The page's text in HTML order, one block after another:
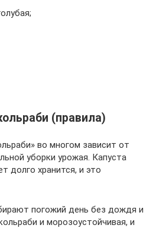
(правила)
во многом зависит от
уборки урожая. Капуста
долго хранится, и это
погожий день без дождя и
и морозоустойчивая, и